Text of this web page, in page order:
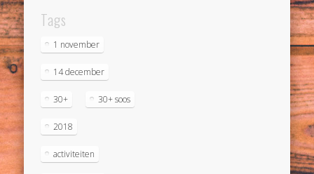
Tags
1 november
14 december
30+ 30+ soos
2018
activiteiten